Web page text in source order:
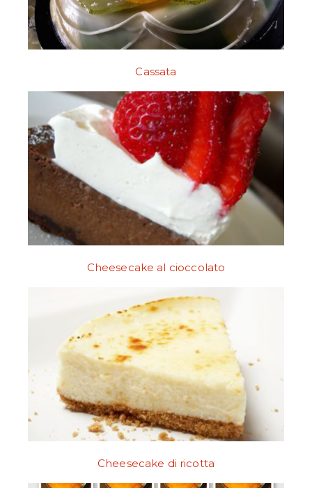
Cassata
Cheesecake al cioccolato
Cheesecake di ricotta